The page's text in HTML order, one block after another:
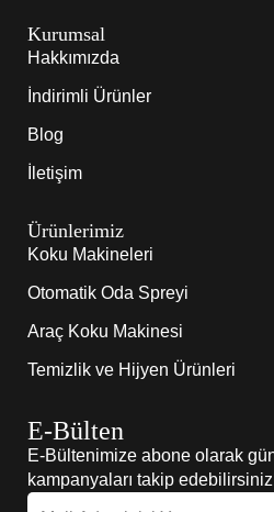
Kurumsal
Hakkımızda
İndirimli Ürünler
Blog
İletişim
Ürünlerimiz
Koku Makineleri
Otomatik Oda Spreyi
Araç Koku Makinesi
Temizlik ve Hijyen Ürünleri
E-Bülten
E-Bültenimize abone olarak
kampanyaları takip